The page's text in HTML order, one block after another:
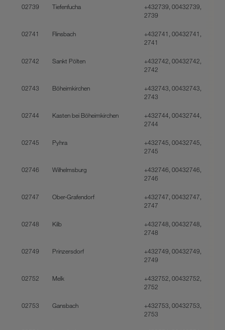
02739 Tiefenfucha
+432739, 00432739,
2739
02741 Flinsbach
+432741, 00432741,
2741
02742 Sankt Pölten
+432742, 00432742,
2742
02743 Böheimkirchen
+432743, 00432743,
2743
02744 Kasten bei Böheimkirchen
+432744, 00432744,
2744
02745 Pyhra
+432745, 00432745,
2745
02746 Wilhelmsburg
+432746, 00432746,
2746
02747 Ober-Grafendorf
+432747, 00432747,
2747
02748 Kilb
+432748, 00432748,
2748
02749 Prinzersdorf
+432749, 00432749,
2749
02752 Melk
+432752, 00432752,
2752
02753 Gansbach
+432753, 00432753,
2753